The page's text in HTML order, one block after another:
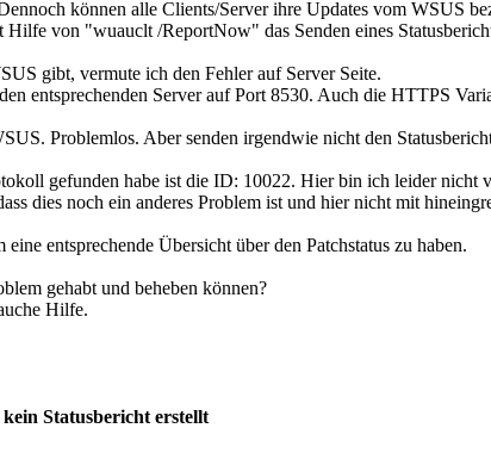
können alle Clients/Server ihre Updates vom WSUS
Hilfe von "wuauclt /ReportNow" das Senden eines
gibt, vermute ich den Fehler auf Server Seite.
entsprechenden Server auf Port 8530. Auch die HTTPS
Problemlos. Aber senden irgendwie nicht den
gefunden habe ist die ID: 10022. Hier bin ich leider nicht
dies noch ein anderes Problem ist und hier nicht mit
entsprechende Übersicht über den Patchstatus zu haben.
gehabt und beheben können?
Hilfe.
Statusbericht erstellt